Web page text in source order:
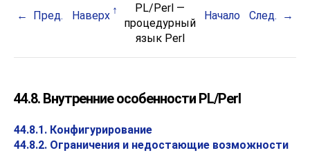
Пред. Наверх
PL/Perl —
процедурный
язык Perl
Начало След.
44.8. Внутренние особенности PL/Perl
44.8.1. Конфигурирование
44.8.2. Ограничения и недостающие возможности